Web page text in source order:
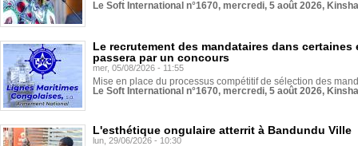
Le Soft International n°1670, mercredi, 5 août 2026,
Le recrutement des mandataires dans
passera par un concours
mer, 05/08/2026 - 11:55
Mise en place du processus compétitif de sélection des
Le Soft International n°1670, mercredi, 5 août 2026,
L'esthétique ongulaire atterrit à Bandundu Ville
lun, 29/06/2026 - 10:30